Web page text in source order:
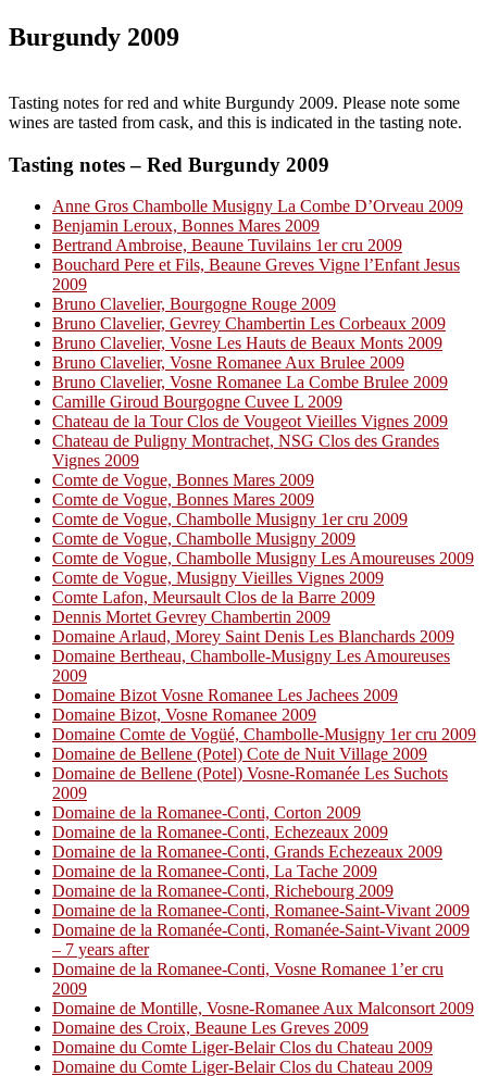
Burgundy 2009
Tasting notes for red and white Burgundy 2009. Please note some
wines are tasted from cask, and this is indicated in the tasting note.
Tasting notes – Red Burgundy 2009
Anne Gros Chambolle Musigny La Combe D’Orveau 2009
Benjamin Leroux, Bonnes Mares 2009
Bertrand Ambroise, Beaune Tuvilains 1er cru 2009
Bouchard Pere et Fils, Beaune Greves Vigne l’Enfant Jesus
2009
Bruno Clavelier, Bourgogne Rouge 2009
Bruno Clavelier, Gevrey Chambertin Les Corbeaux 2009
Bruno Clavelier, Vosne Les Hauts de Beaux Monts 2009
Bruno Clavelier, Vosne Romanee Aux Brulee 2009
Bruno Clavelier, Vosne Romanee La Combe Brulee 2009
Camille Giroud Bourgogne Cuvee L 2009
Chateau de la Tour Clos de Vougeot Vieilles Vignes 2009
Chateau de Puligny Montrachet, NSG Clos des Grandes
Vignes 2009
Comte de Vogue, Bonnes Mares 2009
Comte de Vogue, Bonnes Mares 2009
Comte de Vogue, Chambolle Musigny 1er cru 2009
Comte de Vogue, Chambolle Musigny 2009
Comte de Vogue, Chambolle Musigny Les Amoureuses 2009
Comte de Vogue, Musigny Vieilles Vignes 2009
Comte Lafon, Meursault Clos de la Barre 2009
Dennis Mortet Gevrey Chambertin 2009
Domaine Arlaud, Morey Saint Denis Les Blanchards 2009
Domaine Bertheau, Chambolle-Musigny Les Amoureuses
2009
Domaine Bizot Vosne Romanee Les Jachees 2009
Domaine Bizot, Vosne Romanee 2009
Domaine Comte de Vogüé, Chambolle-Musigny 1er cru 2009
Domaine de Bellene (Potel) Cote de Nuit Village 2009
Domaine de Bellene (Potel) Vosne-Romanée Les Suchots
2009
Domaine de la Romanee-Conti, Corton 2009
Domaine de la Romanee-Conti, Echezeaux 2009
Domaine de la Romanee-Conti, Grands Echezeaux 2009
Domaine de la Romanee-Conti, La Tache 2009
Domaine de la Romanee-Conti, Richebourg 2009
Domaine de la Romanee-Conti, Romanee-Saint-Vivant 2009
Domaine de la Romanée-Conti, Romanée-Saint-Vivant 2009
– 7 years after
Domaine de la Romanee-Conti, Vosne Romanee 1’er cru
2009
Domaine de Montille, Vosne-Romanee Aux Malconsort 2009
Domaine des Croix, Beaune Les Greves 2009
Domaine du Comte Liger-Belair Clos du Chateau 2009
Domaine du Comte Liger-Belair Clos du Chateau 2009